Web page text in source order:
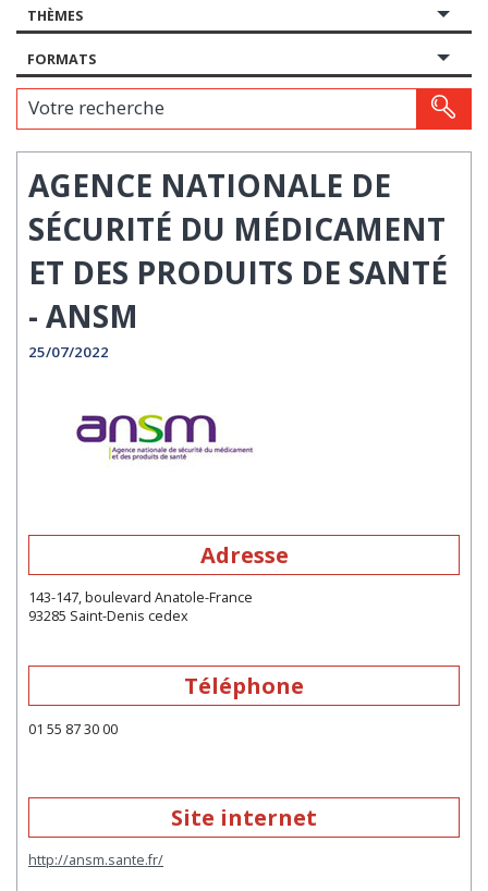
THÈMES
FORMATS
Votre recherche
AGENCE NATIONALE DE
SÉCURITÉ DU MÉDICAMENT
ET DES PRODUITS DE SANTÉ
- ANSM
25/07/2022
Adresse
143-147, boulevard Anatole-France
93285 Saint-Denis cedex
Téléphone
01 55 87 30 00
Site internet
http://ansm.sante.fr/